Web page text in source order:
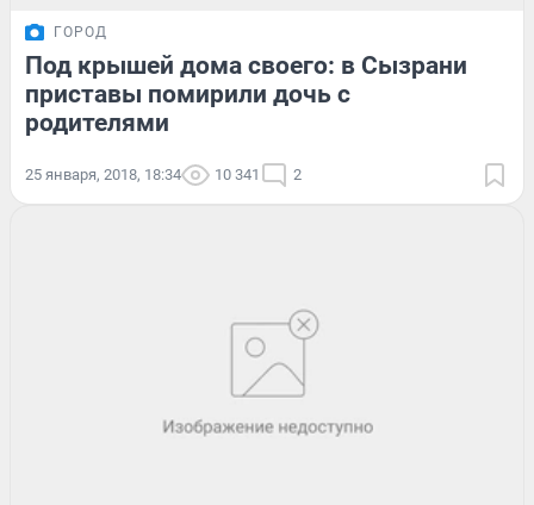
ГОРОД
Под крышей дома своего: в Сызрани
приставы помирили дочь с
родителями
25 января, 2018, 18:34 10 341 2